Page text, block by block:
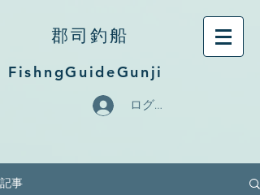
郡司釣船
FishngGuideGunji
ログイン
記事